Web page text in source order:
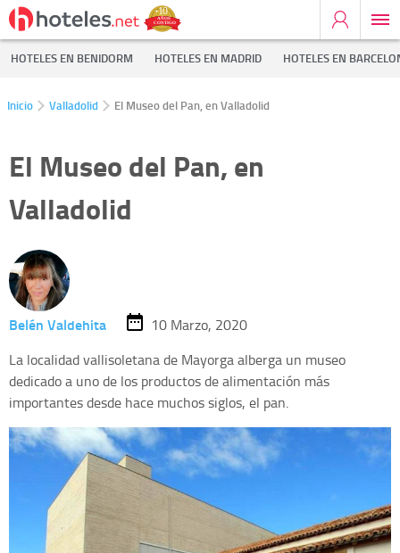
HOTELES EN BENIDORM HOTELES EN MADRID HOTELES EN
Inicio Valladolid El Museo del Pan, en Valladolid
El Museo del Pan, en
Valladolid
Belén Valdehita
10 Marzo, 2020
La localidad vallisoletana de Mayorga alberga un museo
dedicado a uno de los productos de alimentación más
importantes desde hace muchos siglos, el pan.